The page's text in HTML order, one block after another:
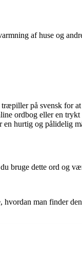
af huse og
på svensk for at
ordbog eller en
hurtig og pålidelig
bruge dette ord og
man finder